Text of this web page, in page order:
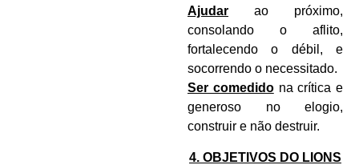
Ajudar ao próximo,
consolando o aflito,
fortalecendo o débil, e
socorrendo o necessitado.
Ser comedidona crítica e
generoso no elogio,
construir e não destruir.
4. OBJETIVOS DO LIONS